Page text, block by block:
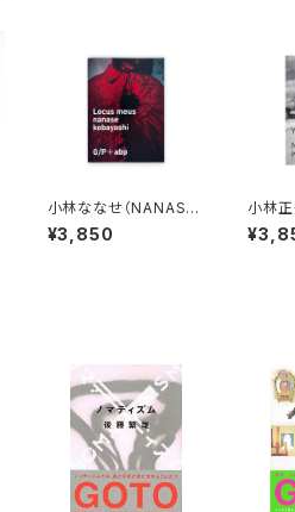
小林ななせ（NANASE
KOBAYASHI）Locus
meus
¥3,850
小林
UKI